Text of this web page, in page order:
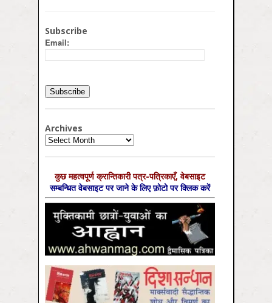
Subscribe
Email:
Archives
Archives
कुछ महत्‍वपूर्ण क्रान्तिकारी पत्र-पत्रिकाएँ, वेबसाइट
सम्‍बन्धित वेबसाइट पर जाने के लिए फ़ोटो पर क्लिक करें